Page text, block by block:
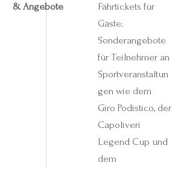
& Angebote
Fährtickets für
Gäste;
Sonderangebote
für Teilnehmer an
Sportveranstaltun
gen wie dem
Giro Podistico, der
Capoliveri
Legend Cup und
dem